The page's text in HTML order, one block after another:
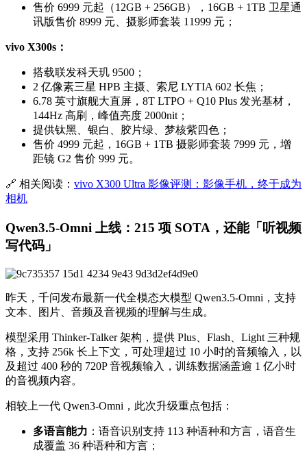
售价 6999 元起（12GB + 256GB），16GB + 1TB 卫星通
讯版售价 8999 元、摄影师套装 11999 元；
vivo X300s：
搭载联发科天玑 9500；
2 亿像素三星 HPB 主摄、索尼 LYTIA 602 长焦；
6.78 英寸旗舰大直屏，8T LTPO + Q10 Plus 发光基材，
144Hz 高刷，峰值亮度 2000nit；
提供钛黑、银白、胶片绿、梦核紫四色；
售价 4999 元起，16GB + 1TB 摄影师套装 7999 元，增
距镜 G2 售价 999 元。
🔗 相关阅读： vivo X300 Ultra 影像评测：影像手机，终于成为
相机
Qwen3.5-Omni 上线：215 项 SOTA，还能「听视频
写代码」
昨天，千问发布最新一代全模态大模型 Qwen3.5-Omni，支持
文本、图片、音频及音视频的理解与生成。
模型采用 Thinker-Talker 架构，提供 Plus、Flash、Light 三种规
格，支持 256k 长上下文，可处理超过 10 小时的音频输入，以
及超过 400 秒的 720P 音视频输入，训练数据涵盖逾 1 亿小时
的音视频内容。
相较上一代 Qwen3-Omni，此次升级重点包括：
多语言能力 ：语音识别支持 113 种语种和方言，语音生
成覆盖 36 种语种和方言；